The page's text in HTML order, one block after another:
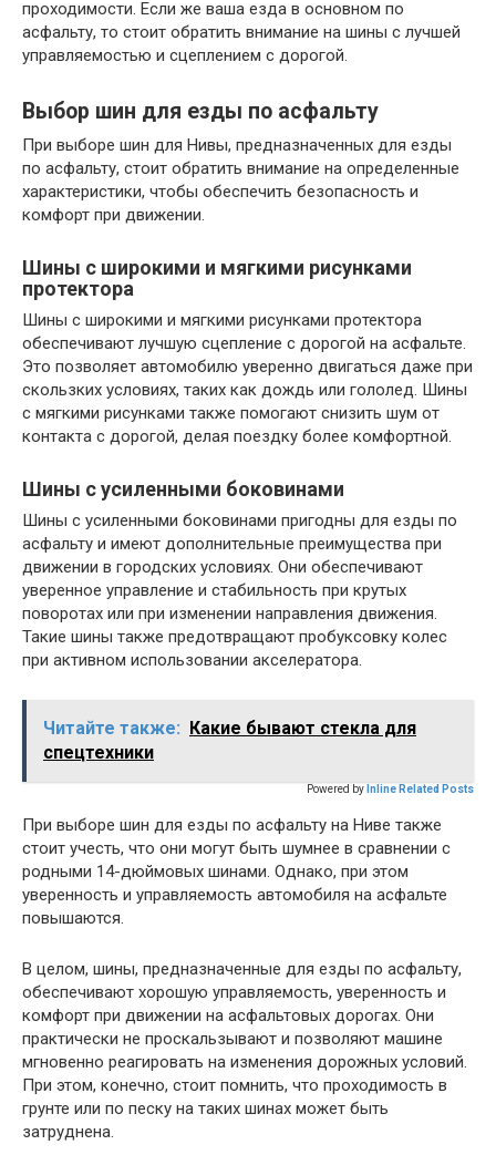
проходимости. Если же ваша езда в основном по
асфальту, то стоит обратить внимание на шины с лучшей
управляемостью и сцеплением с дорогой.
Выбор шин для езды по асфальту
При выборе шин для Нивы, предназначенных для езды
по асфальту, стоит обратить внимание на определенные
характеристики, чтобы обеспечить безопасность и
комфорт при движении.
Шины с широкими и мягкими рисунками
протектора
Шины с широкими и мягкими рисунками протектора
обеспечивают лучшую сцепление с дорогой на асфальте.
Это позволяет автомобилю уверенно двигаться даже при
скользких условиях, таких как дождь или гололед. Шины
с мягкими рисунками также помогают снизить шум от
контакта с дорогой, делая поездку более комфортной.
Шины с усиленными боковинами
Шины с усиленными боковинами пригодны для езды по
асфальту и имеют дополнительные преимущества при
движении в городских условиях. Они обеспечивают
уверенное управление и стабильность при крутых
поворотах или при изменении направления движения.
Такие шины также предотвращают пробуксовку колес
при активном использовании акселератора.
Читайте также: Какие бывают стекла для
спецтехники
Powered by Inline Related Posts
При выборе шин для езды по асфальту на Ниве также
стоит учесть, что они могут быть шумнее в сравнении с
родными 14-дюймовых шинами. Однако, при этом
уверенность и управляемость автомобиля на асфальте
повышаются.
В целом, шины, предназначенные для езды по асфальту,
обеспечивают хорошую управляемость, уверенность и
комфорт при движении на асфальтовых дорогах. Они
практически не проскальзывают и позволяют машине
мгновенно реагировать на изменения дорожных условий.
При этом, конечно, стоит помнить, что проходимость в
грунте или по песку на таких шинах может быть
затруднена.